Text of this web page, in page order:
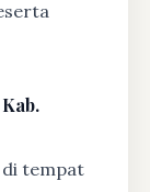
tempat